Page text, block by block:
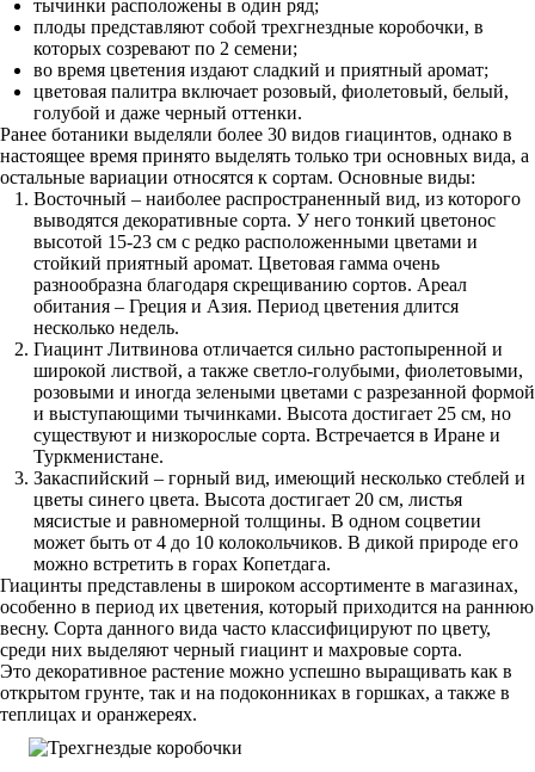
тычинки расположены в один ряд;
плоды представляют собой трехгнездные коробочки, в
которых созревают по 2 семени;
во время цветения издают сладкий и приятный аромат;
цветовая палитра включает розовый, фиолетовый, белый,
голубой и даже черный оттенки.
Ранее ботаники выделяли более 30 видов гиацинтов, однако в
настоящее время принято выделять только три основных вида, а
остальные вариации относятся к сортам. Основные виды:
Восточный – наиболее распространенный вид, из которого
выводятся декоративные сорта. У него тонкий цветонос
высотой 15-23 см с редко расположенными цветами и
стойкий приятный аромат. Цветовая гамма очень
разнообразна благодаря скрещиванию сортов. Ареал
обитания – Греция и Азия. Период цветения длится
несколько недель.
Гиацинт Литвинова отличается сильно растопыренной и
широкой листвой, а также светло-голубыми, фиолетовыми,
розовыми и иногда зелеными цветами с разрезанной формой
и выступающими тычинками. Высота достигает 25 см, но
существуют и низкорослые сорта. Встречается в Иране и
Туркменистане.
Закаспийский – горный вид, имеющий несколько стеблей и
цветы синего цвета. Высота достигает 20 см, листья
мясистые и равномерной толщины. В одном соцветии
может быть от 4 до 10 колокольчиков. В дикой природе его
можно встретить в горах Копетдага.
Гиацинты представлены в широком ассортименте в магазинах,
особенно в период их цветения, который приходится на раннюю
весну. Сорта данного вида часто классифицируют по цвету,
среди них выделяют черный гиацинт и махровые сорта.
Это декоративное растение можно успешно выращивать как в
открытом грунте, так и на подоконниках в горшках, а также в
теплицах и оранжереях.